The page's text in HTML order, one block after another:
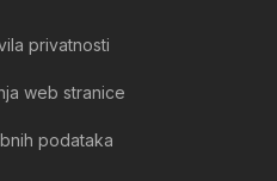
privatnosti
web stranice
podataka